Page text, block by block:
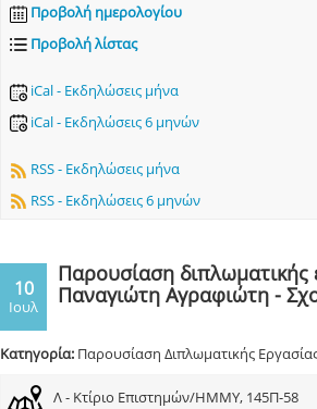
Προβολή ημερολογίου
Προβολή λίστας
iCal - Εκδηλώσεις μήνα
iCal - Εκδηλώσεις 6 μηνών
RSS - Εκδηλώσεις μήνα
RSS - Εκδηλώσεις 6 μηνών
10
Ιουλ
Παρουσίαση διπλωματικής
Παναγιώτη Αγραφιώτη -
Κατηγορία: Παρουσίαση Διπλωματικής
Λ - Κτίριο Επιστημών/ΗΜΜΥ, 145Π-58